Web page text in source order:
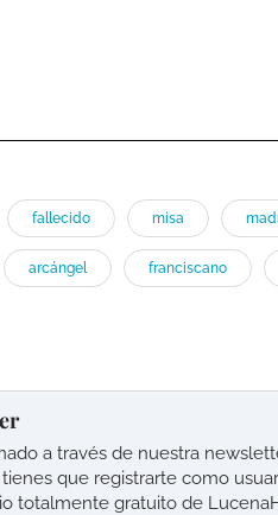
fallecido misa
arcángel franciscano
a través de nuestra
que registrarte como
totalmente gratuito de